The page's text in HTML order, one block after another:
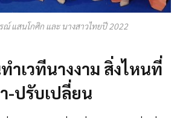
ณ์ แสนโกศิก และ นางสาวไทยปี 2022
ำเวทีนางงาม สิ่งไหนที่
ปรับเปลี่ยน